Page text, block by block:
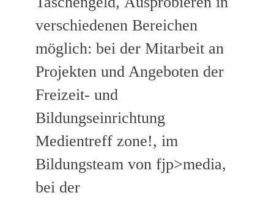
verschiedenen Bereichen
möglich: bei der Mitarbeit an
Projekten und Angeboten der
Freizeit- und
Bildungseinrichtung
Medientreff zone!, im
Bildungsteam von fjp>media,
bei der